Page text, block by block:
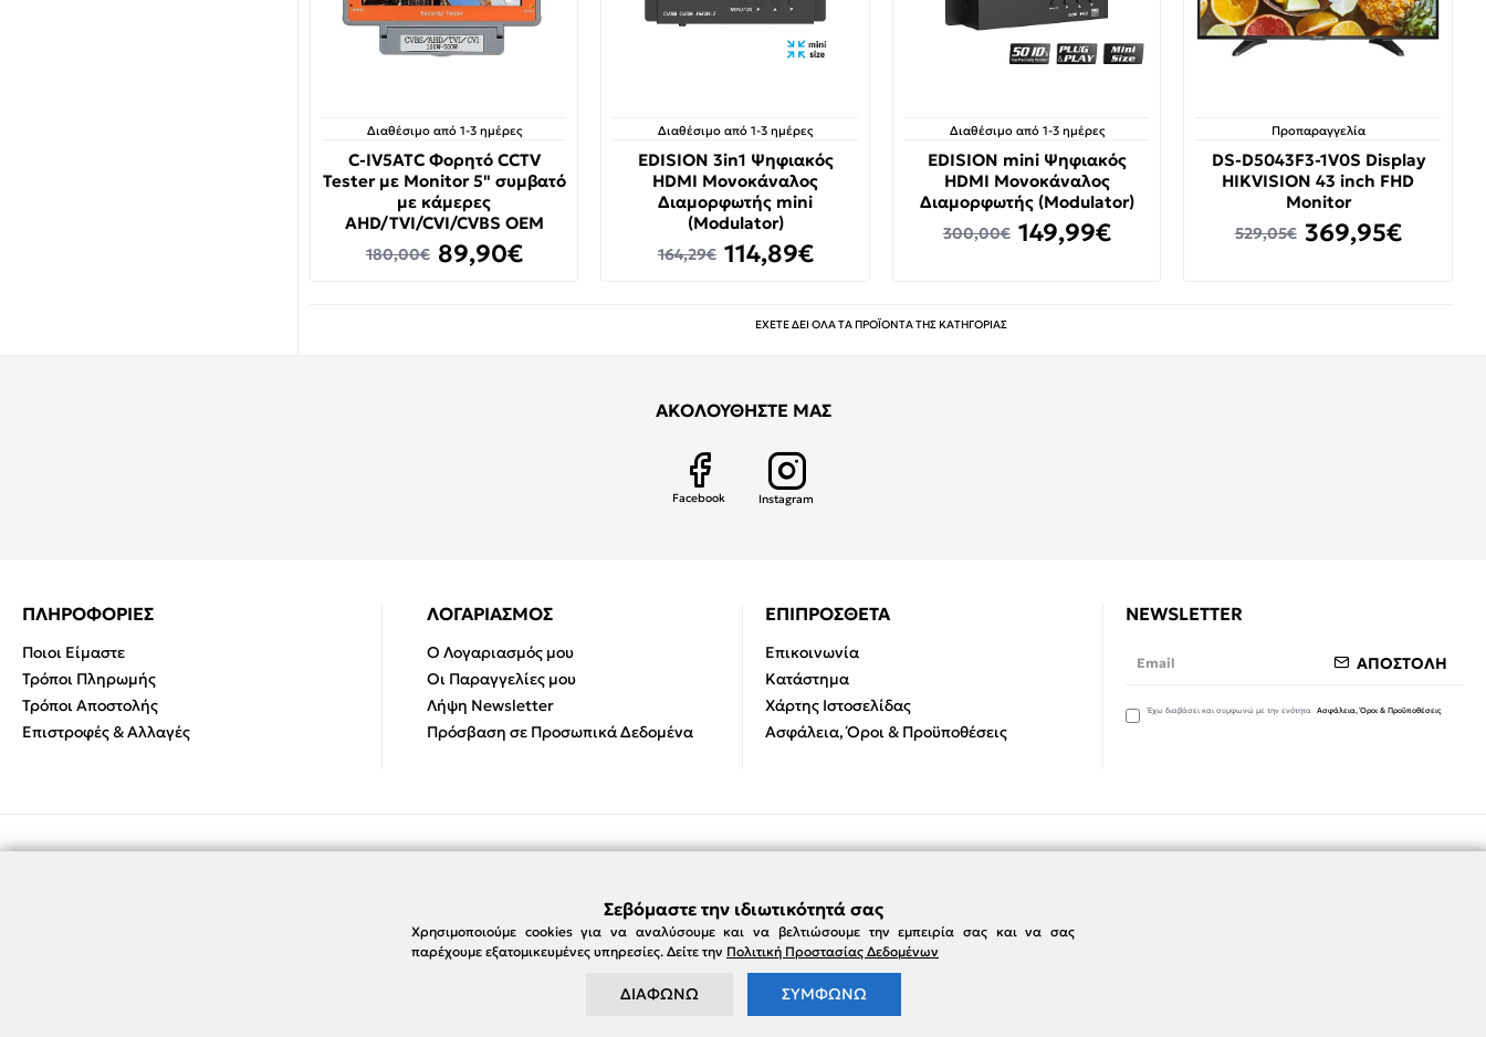
Διαθέσιμο από 1-3 ημέρες
C-IV5ATC Φορητό CCTV
Tester με Monitor 5" συμβατό
με κάμερες
AHD/TVI/CVI/CVBS OEM
89,90€
180,00€
Διαθέσιμο από 1-3 ημέρες
EDISION 3in1 Ψηφιακός
HDMI Μονοκάναλος
Διαμορφωτής mini
(Modulator)
114,89€
164,29€
Διαθέσιμο από 1-3 ημέρες
EDISION mini Ψηφιακός
HDMI Μονοκάναλος
Διαμορφωτής (Modulator)
149,99€
300,00€
Προπαραγγελία
DS-D5043F3-1V0S Display
HIKVISION 43 inch FHD
Monitor
369,95€
529,05€
ΕΧΕΤΕ ΔΕΙ ΟΛΑ ΤΑ ΠΡΟΪΟΝΤΑ ΤΗΣ ΚΑΤΗΓΟΡΙΑΣ
ΑΚΟΛΟΥΘΗΣΤΕ ΜΑΣ
Facebook Instagram
ΠΛΗΡΟΦΟΡΙΕΣ
Ποιοι Είμαστε
Τρόποι Πληρωμής
Τρόποι Αποστολής
Επιστροφές & Αλλαγές
ΛΟΓΑΡΙΑΣΜΟΣ
Ο Λογαριασμός μου
Οι Παραγγελίες μου
Λήψη Newsletter
Πρόσβαση σε Προσωπικά Δεδομένα
ΕΠΙΠΡΟΣΘΕΤΑ
Επικοινωνία
Κατάστημα
Χάρτης Ιστοσελίδας
Ασφάλεια, Όροι & Προϋποθέσεις
NEWSLETTER
ΑΠΟΣΤΟΛΗ
Έχω διαβάσει και συμφωνώ με την ενότητα Ασφάλεια, Όροι & Προϋποθέσεις
e-damianakis.gr © 2026
Σεβόμαστε την ιδιωτικότητά σας
Χρησιμοποιούμε cookies για να αναλύσουμε και να βελτιώσουμε την εμπειρία σας και να σας
παρέχουμε εξατομικευμένες υπηρεσίες. Δείτε την Πολιτική Προστασίας Δεδομένων
ΔΙΑΦΩΝΩ ΣΥΜΦΩΝΩ